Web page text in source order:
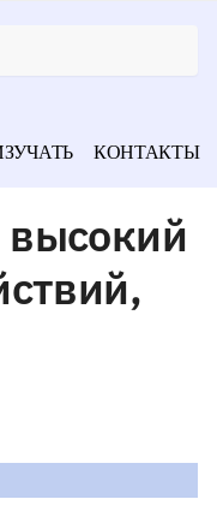
КОНТАКТЫ